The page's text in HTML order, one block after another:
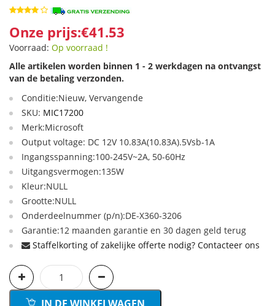
Onze prijs:€41.53
Voorraad: Op voorraad !
Alle artikelen worden binnen 1 - 2 werkdagen na ontvangst
van de betaling verzonden.
Conditie:Nieuw, Vervangende
SKU: MIC17200
Merk:Microsoft
Output voltage: DC 12V 10.83A(10.83A).5Vsb-1A
Ingangsspanning:100-245V~2A, 50-60Hz
Uitgangsvermogen:135W
Kleur:NULL
Grootte:NULL
Onderdeelnummer (p/n):DE-X360-3206
Garantie:12 maanden garantie en 30 dagen geld terug
Staffelkorting of zakelijke offerte nodig? Contacteer ons